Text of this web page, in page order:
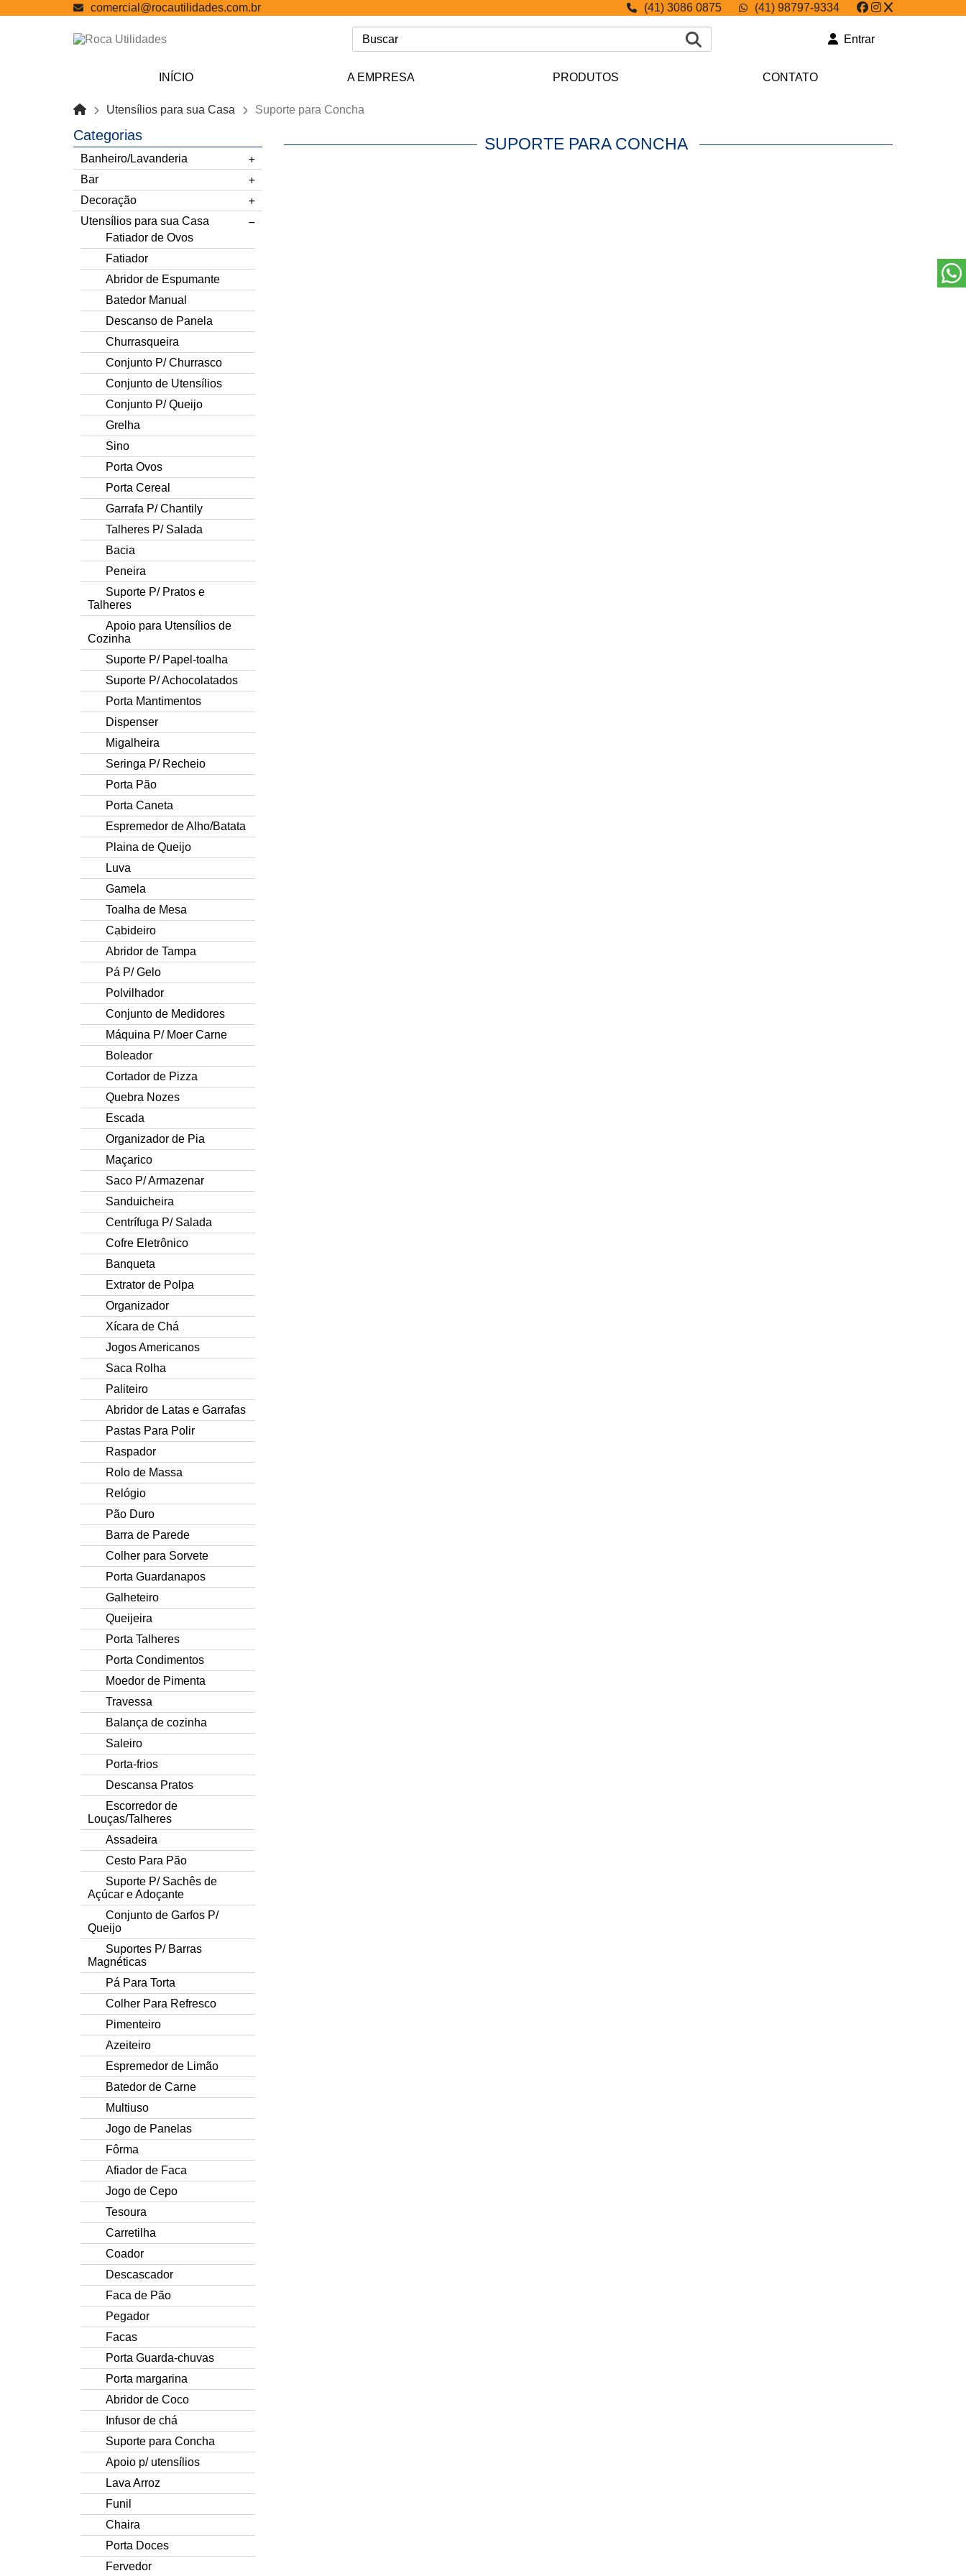
comercial@rocautilidades.com.br (41) 3086 0875 (41) 98797-9334
Entrar
INÍCIO A EMPRESA PRODUTOS CONTATO
Utensílios para sua Casa Suporte para Concha
Categorias
Banheiro/Lavanderia
Bar
Decoração
Utensílios para sua Casa
Fatiador de Ovos
Fatiador
Abridor de Espumante
Batedor Manual
Descanso de Panela
Churrasqueira
Conjunto P/ Churrasco
Conjunto de Utensílios
Conjunto P/ Queijo
Grelha
Sino
Porta Ovos
Porta Cereal
Garrafa P/ Chantily
Talheres P/ Salada
Bacia
Peneira
Suporte P/ Pratos e
Talheres
Apoio para Utensílios de
Cozinha
Suporte P/ Papel-toalha
Suporte P/ Achocolatados
Porta Mantimentos
Dispenser
Migalheira
Seringa P/ Recheio
Porta Pão
Porta Caneta
Espremedor de Alho/Batata
Plaina de Queijo
Luva
Gamela
Toalha de Mesa
Cabideiro
Abridor de Tampa
Pá P/ Gelo
Polvilhador
Conjunto de Medidores
Máquina P/ Moer Carne
Boleador
Cortador de Pizza
Quebra Nozes
Escada
Organizador de Pia
Maçarico
Saco P/ Armazenar
Sanduicheira
Centrífuga P/ Salada
Cofre Eletrônico
Banqueta
Extrator de Polpa
Organizador
Xícara de Chá
Jogos Americanos
Saca Rolha
Paliteiro
Abridor de Latas e Garrafas
Pastas Para Polir
Raspador
Rolo de Massa
Relógio
Pão Duro
Barra de Parede
Colher para Sorvete
Porta Guardanapos
Galheteiro
Queijeira
Porta Talheres
Porta Condimentos
Moedor de Pimenta
Travessa
Balança de cozinha
Saleiro
Porta-frios
Descansa Pratos
Escorredor de
Louças/Talheres
Assadeira
Cesto Para Pão
Suporte P/ Sachês de
Açúcar e Adoçante
Conjunto de Garfos P/
Queijo
Suportes P/ Barras
Magnéticas
Pá Para Torta
Colher Para Refresco
Pimenteiro
Azeiteiro
Espremedor de Limão
Batedor de Carne
Multiuso
Jogo de Panelas
Fôrma
Afiador de Faca
Jogo de Cepo
Tesoura
Carretilha
Coador
Descascador
Faca de Pão
Pegador
Facas
Porta Guarda-chuvas
Porta margarina
Abridor de Coco
Infusor de chá
Suporte para Concha
Apoio p/ utensílios
Lava Arroz
Funil
Chaira
Porta Doces
Fervedor
SUPORTE PARA CONCHA